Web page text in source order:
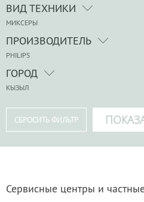
ВИД ТЕХНИКИ
МИКСЕРЫ
ПРОИЗВОДИТЕЛЬ
PHILIPS
ГОРОД
КЫЗЫЛ
Сервисные центры и